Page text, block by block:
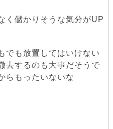
く儲かりそうな気分がUP
でも放置してはいけない
去するのも大事だそうで
らもったいないな